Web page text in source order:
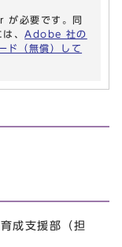
が必要です。同
、 Adobe 社の
（無償）して
成支援部（担